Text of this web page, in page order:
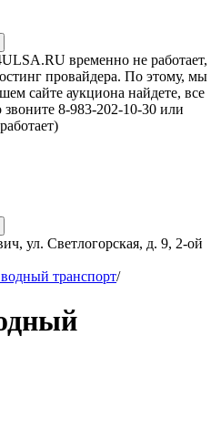
временно не работает,
провайдера. По этому, мы
сайте аукциона найдете, все
звоните 8-983-202-10-30 или
ул. Светлогорская, д. 9, 2-ой
транспорт/